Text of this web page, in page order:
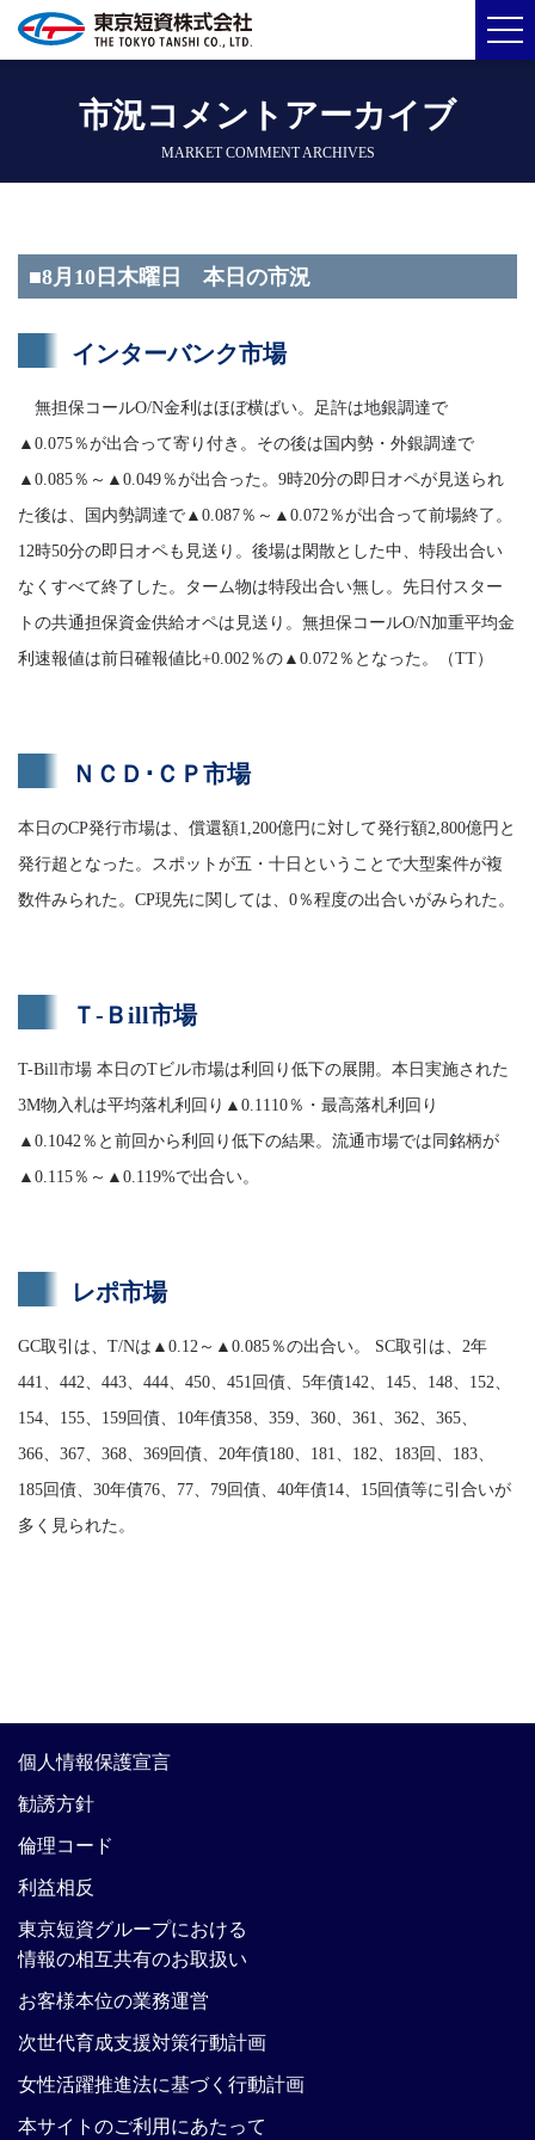
市況コメントアーカイブ
MARKET COMMENT ARCHIVES
■8月10日木曜日 本日の市況
インターバンク市場
無担保コールO/N金利はほぼ横ばい。足許は地銀調達で
▲0.075％が出合って寄り付き。その後は国内勢・外銀調達で
▲0.085％～▲0.049％が出合った。9時20分の即日オペが見送られ
た後は、国内勢調達で▲0.087％～▲0.072％が出合って前場終了。
12時50分の即日オペも見送り。後場は閑散とした中、特段出合い
なくすべて終了した。ターム物は特段出合い無し。先日付スター
トの共通担保資金供給オペは見送り。無担保コールO/N加重平均金
利速報値は前日確報値比+0.002％の▲0.072％となった。（TT）
ＮＣＤ･ＣＰ市場
本日のCP発行市場は、償還額1,200億円に対して発行額2,800億円と
発行超となった。スポットが五・十日ということで大型案件が複
数件みられた。CP現先に関しては、0％程度の出合いがみられた。
Ｔ-Ｂill市場
T-Bill市場 本日のTビル市場は利回り低下の展開。本日実施された
3M物入札は平均落札利回り▲0.1110％・最高落札利回り
▲0.1042％と前回から利回り低下の結果。流通市場では同銘柄が
▲0.115％～▲0.119%で出合い。
レポ市場
GC取引は、T/Nは▲0.12～▲0.085％の出合い。 SC取引は、2年
441、442、443、444、450、451回債、5年債142、145、148、152、
154、155、159回債、10年債358、359、360、361、362、365、
366、367、368、369回債、20年債180、181、182、183回、183、
185回債、30年債76、77、79回債、40年債14、15回債等に引合いが
多く見られた。
個人情報保護宣言
勧誘方針
倫理コード
利益相反
東京短資グループにおける
情報の相互共有のお取扱い
お客様本位の業務運営
次世代育成支援対策行動計画
女性活躍推進法に基づく行動計画
本サイトのご利用にあたって